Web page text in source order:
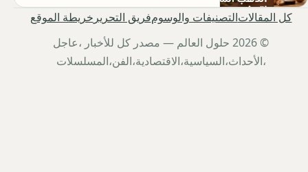
كل المقالاتالتصنيفات والوسومفريق التحرير خريطة الموقع
© 2026 حلول العالم — مصدر كل للأخبار ،عاجل
،الأحداث،السياسية،الاقتصادية،الفن،المسلسلات